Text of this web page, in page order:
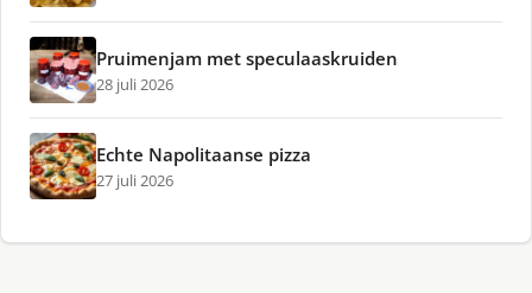
Pruimenjam met speculaaskruiden
28 juli 2026
Echte Napolitaanse pizza
27 juli 2026